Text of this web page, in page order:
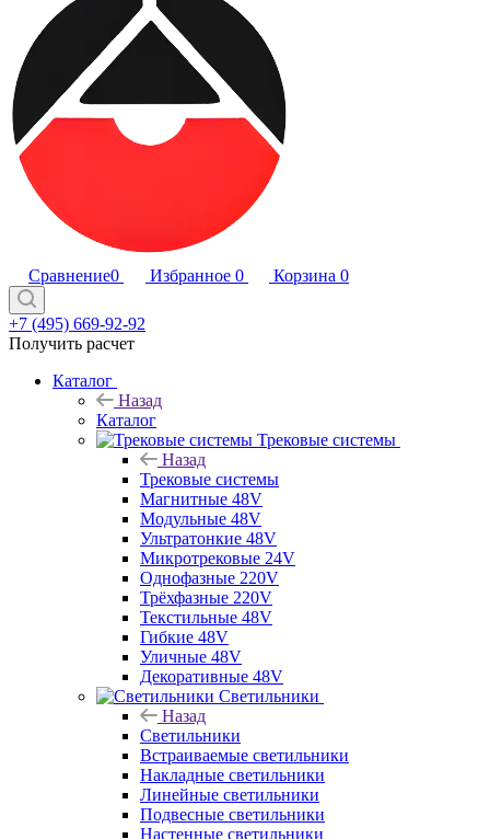
Сравнение0 Избранное 0 Корзина 0
+7 (495) 669-92-92
Получить расчет
Каталог
Назад
Каталог
Трековые системы
Назад
Трековые системы
Магнитные 48V
Модульные 48V
Ультратонкие 48V
Микротрековые 24V
Однофазные 220V
Трёхфазные 220V
Текстильные 48V
Гибкие 48V
Уличные 48V
Декоративные 48V
Светильники
Назад
Светильники
Встраиваемые светильники
Накладные светильники
Линейные светильники
Подвесные светильники
Настенные светильники